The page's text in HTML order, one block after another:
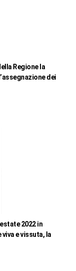
Regione la
dei
2022 in
e vissuta, la